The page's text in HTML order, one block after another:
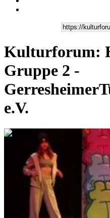
Kulturforum:
Gruppe 2 -
e.V.
0:05:34